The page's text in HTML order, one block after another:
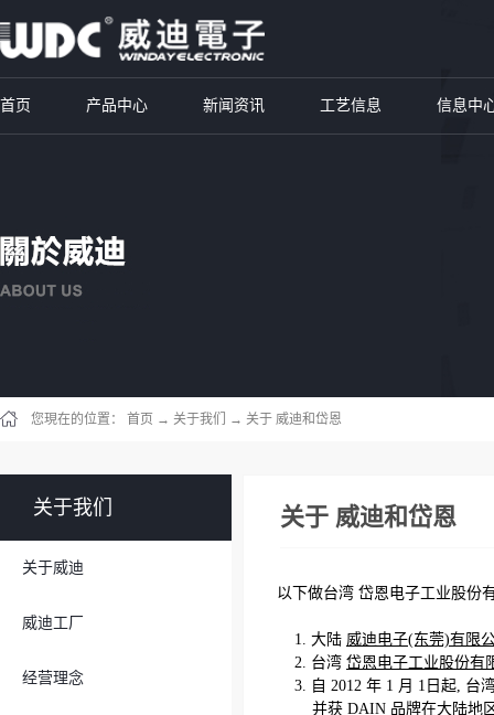
首页 产品中心 新闻资讯 工艺信息 信息中
您現在的位置： 首页 → 关于我们 → 关于 威迪和岱恩
关于我们
关于威迪
威迪工厂
经营理念
关于 威迪和岱恩
以下做台湾 岱恩电子工业股份
1. 大陆 威迪电子(东莞)有限
2. 台湾 岱恩电子工业股份有
3. 自 2012 年 1 月 1日起, 台
并获 DAIN 品牌在大陆地区